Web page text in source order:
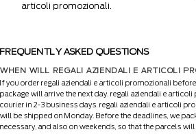
articoli promozionali.
FREQUENTLY ASKED QUESTIONS
WHEN WILL REGALI AZIENDALI E ARTICOLI
If you order regali aziendali e articoli promozionali
package will arrive the next day. regali aziendali e
courier in 2-3 business days. regali aziendali e articoli
will be shipped on Monday. Before the deadlines, we
necessary, and also on weekends, so that the parcels